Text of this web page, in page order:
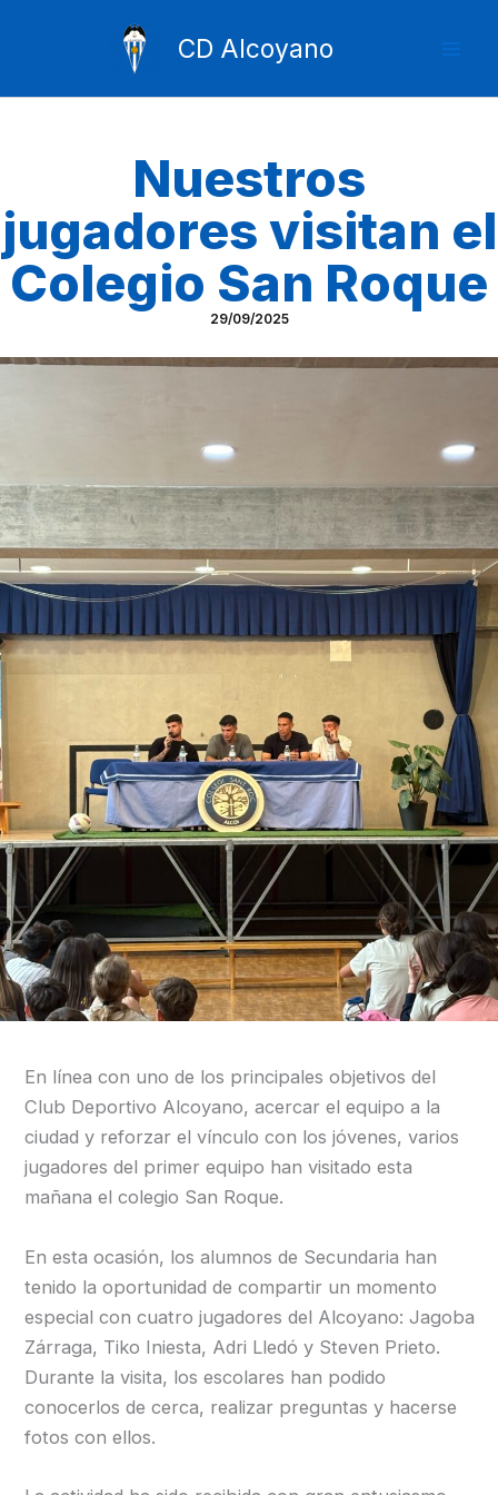
CD Alcoyano
Nuestros
jugadores visitan el
Colegio San Roque
29/09/2025
En línea con uno de los principales objetivos del
Club Deportivo Alcoyano, acercar el equipo a la
ciudad y reforzar el vínculo con los jóvenes, varios
jugadores del primer equipo han visitado esta
mañana el colegio San Roque.
En esta ocasión, los alumnos de Secundaria han
tenido la oportunidad de compartir un momento
especial con cuatro jugadores del Alcoyano: Jagoba
Zárraga, Tiko Iniesta, Adri Lledó y Steven Prieto.
Durante la visita, los escolares han podido
conocerlos de cerca, realizar preguntas y hacerse
fotos con ellos.